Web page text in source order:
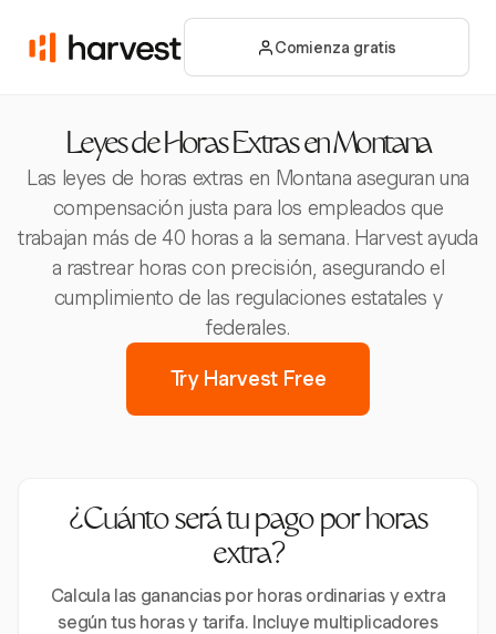
Comienza gratis
Leyes de Horas Extras en Montana
Las leyes de horas extras en Montana aseguran una
compensación justa para los empleados que
trabajan más de 40 horas a la semana. Harvest ayuda
a rastrear horas con precisión, asegurando el
cumplimiento de las regulaciones estatales y
federales.
Try Harvest Free
¿Cuánto será tu pago por horas
extra?
Calcula las ganancias por horas ordinarias y extra
según tus horas y tarifa. Incluye multiplicadores